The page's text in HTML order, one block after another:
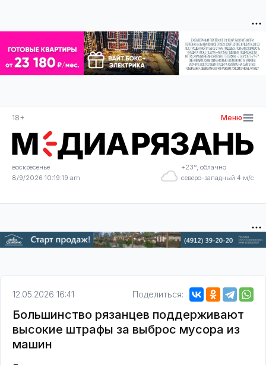
18+ Меню
воскресенье
8/9/2026 10:19:19 am
+23°, облачно
северо-западный 4 м/с
12.05.2026 16:41 Поделиться:
Большинство рязанцев поддерживают
высокие штрафы за выброс мусора из
машин